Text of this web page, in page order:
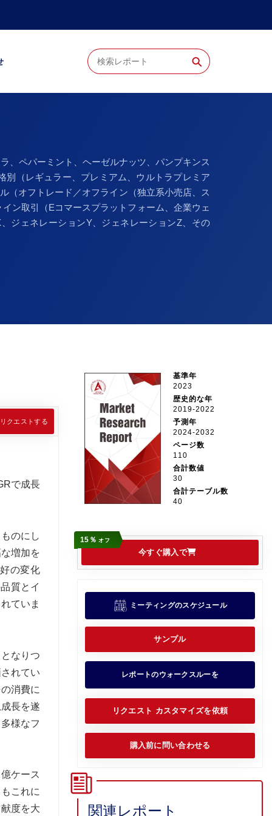
⚲
、ペパーミント、ヘーゼルナッツ、パンプキンス
（レギュラー、プレミアム、ウルトラプレミア
（オフトレード／オフライン（独立系小売店、ス
ン取引（Eコマースプラットフォーム、企業ウェ
ジェネレーションY、ジェネレーションZ、その
クエストする
で成長
のにし
増加を
の変化
質とイ
ていま
なりつ
れてい
消費に
長を遂
様なフ
ケース
これに
度を大
基準年
2023
歴史的な年
2019-2022
予測年
2024-2032
ページ数
110
合計数値
30
合計テーブル数
40
今すぐ購入で
15％ オフ
ミーティングのスケジュール
サンプル
レポートのウォークスルーを
リクエスト カスタマイズを依頼
購入前に問い合わせる
関連レポート